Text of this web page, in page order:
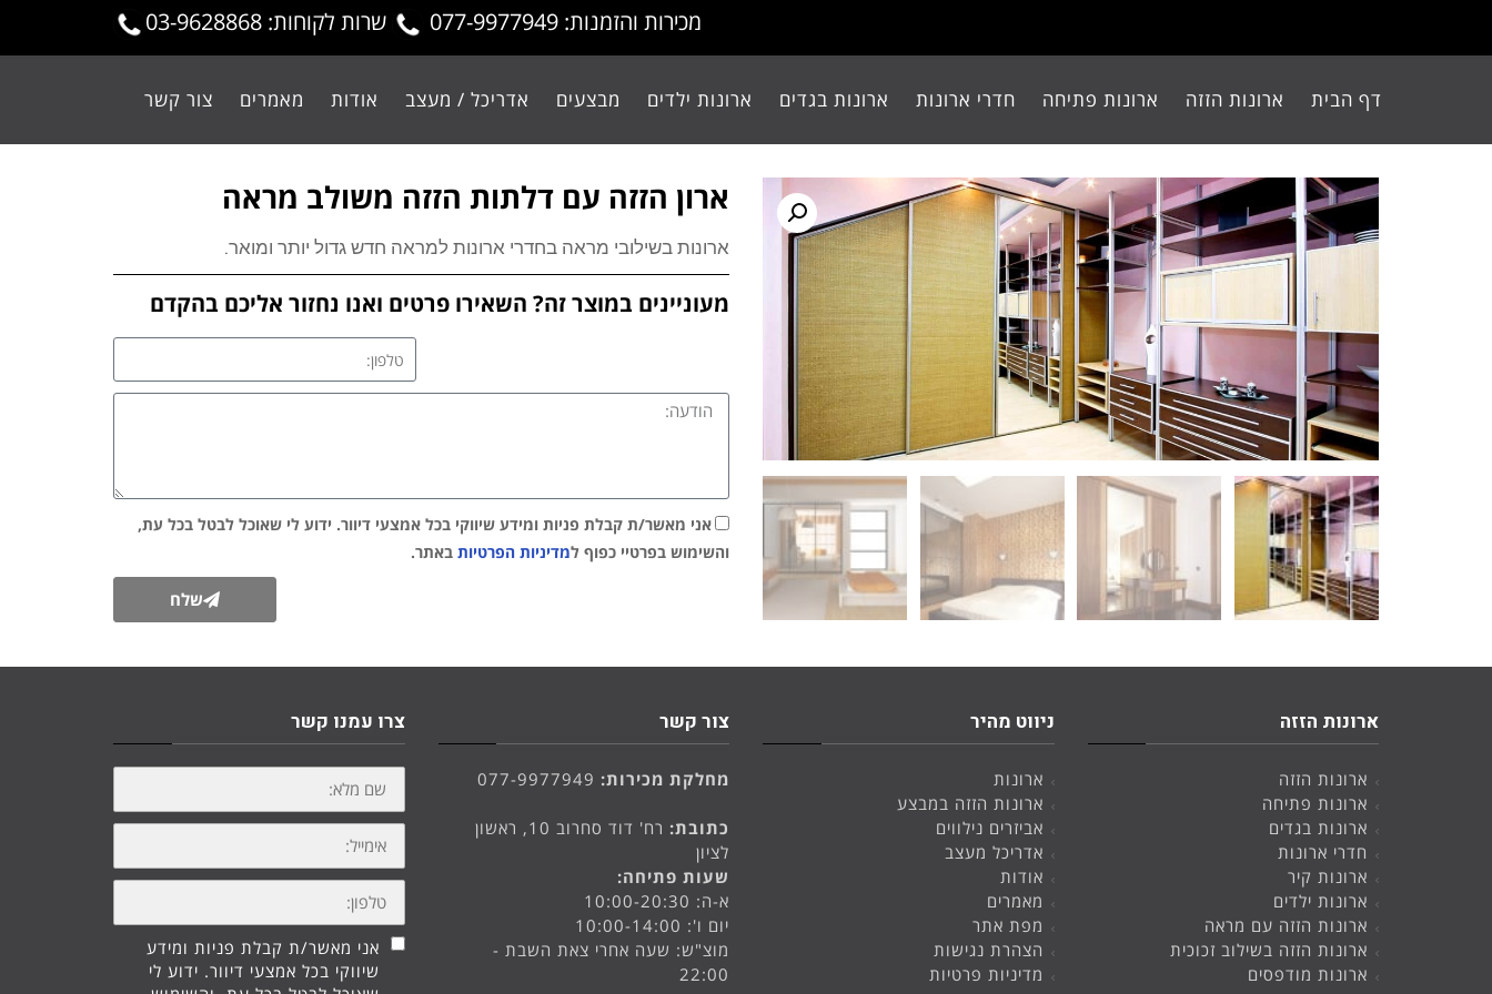
מכירות והזמנות: 077-9977949 שרות לקוחות: 03-9628868
דף הבית ארונות הזזה ארונות פתיחה חדרי ארונות ארונות בגדים ארונות ילדים מבצעים אדריכל / מעצב אודות מאמרים צור קשר
ארון הזזה עם דלתות הזזה משולב מראה
ארונות בשילובי מראה בחדרי ארונות למראה חדש גדול יותר ומואר.
מעוניינים במוצר זה? השאירו פרטים ואנו נחזור אליכם בהקדם
אני מאשר/ת קבלת פניות ומידע שיווקי בכל אמצעי דיוור. ידוע לי שאוכל לבטל בכל עת,
והשימוש בפרטיי כפוף למדיניות הפרטיות באתר.
שלח
ארונות הזזה
ארונות הזזה
ארונות פתיחה
ארונות בגדים
חדרי ארונות
ארונות קיר
ארונות ילדים
ארונות הזזה עם מראה
ארונות הזזה בשילוב זכוכית
ארונות מודפסים
ניווט מהיר
ארונות
ארונות הזזה במבצע
אביזרים נילווים
אדריכל מעצב
אודות
מאמרים
מפת אתר
הצהרת נגישות
מדיניות פרטיות
צור קשר
מחלקת מכירות: 077-9977949
כתובת:
רח' דוד סחרוב 10, ראשון
לציון
שעות פתיחה:
א-ה: 10:00-20:30
יום ו': 10:00-14:00
מוצ"ש: שעה אחרי צאת השבת -
22:00
צרו עמנו קשר
שם
מלא:
אימייל:
טלפון:
אני מאשר/ת קבלת פניות ומידע
שיווקי בכל אמצעי דיוור. ידוע לי